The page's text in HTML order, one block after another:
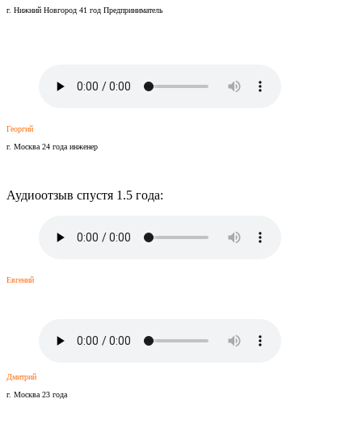
г. Нижний Новгород 41 год Предприниматель
Георгий
г. Москва 24 года инженер
Аудиоотзыв спустя 1.5 года:
Евгений
Дмитрий
г. Москва 23 года